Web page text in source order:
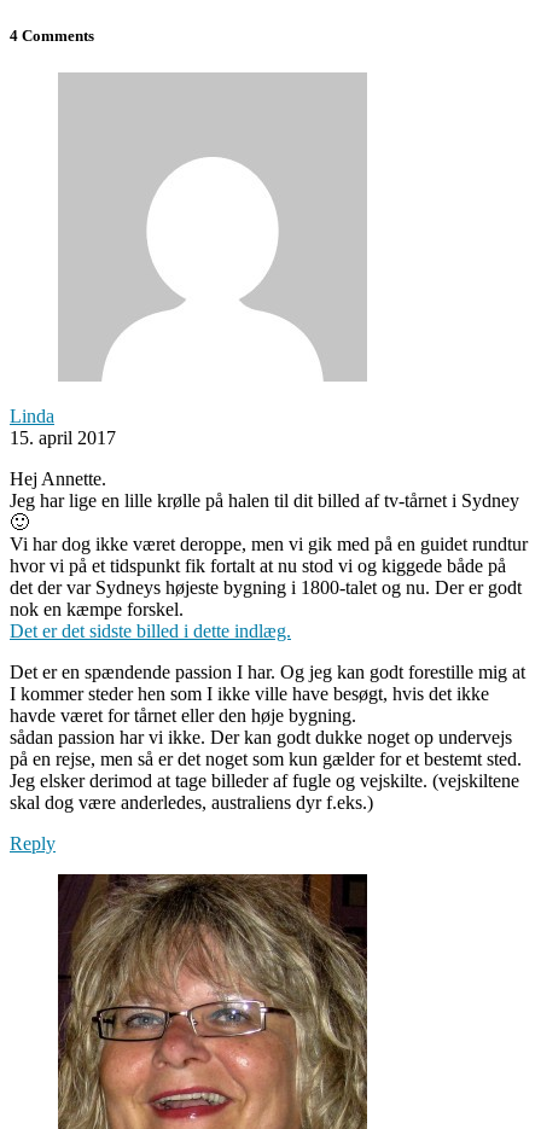
4 Comments
Linda
15. april 2017
Hej Annette.
Jeg har lige en lille krølle på halen til dit billed af tv-tårnet i Sydney
🙂
Vi har dog ikke været deroppe, men vi gik med på en guidet rundtur
hvor vi på et tidspunkt fik fortalt at nu stod vi og kiggede både på
det der var Sydneys højeste bygning i 1800-talet og nu. Der er godt
nok en kæmpe forskel.
Det er det sidste billed i dette indlæg.
Det er en spændende passion I har. Og jeg kan godt forestille mig at
I kommer steder hen som I ikke ville have besøgt, hvis det ikke
havde været for tårnet eller den høje bygning.
sådan passion har vi ikke. Der kan godt dukke noget op undervejs
på en rejse, men så er det noget som kun gælder for et bestemt sted.
Jeg elsker derimod at tage billeder af fugle og vejskilte. (vejskiltene
skal dog være anderledes, australiens dyr f.eks.)
Reply